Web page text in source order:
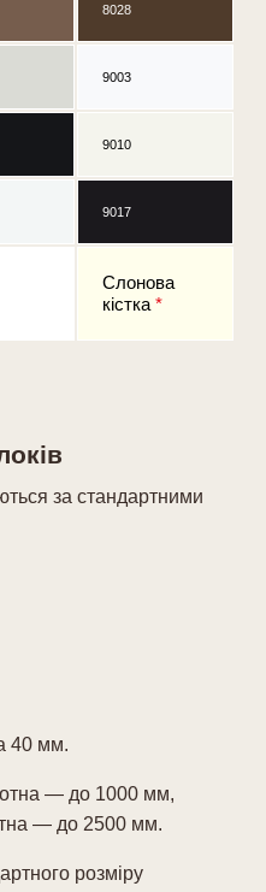
8028
9003
9010
9017
Слонова
кістка*
за стандартними
40 мм.
— до 1000 мм,
— до 2500 мм.
розміру